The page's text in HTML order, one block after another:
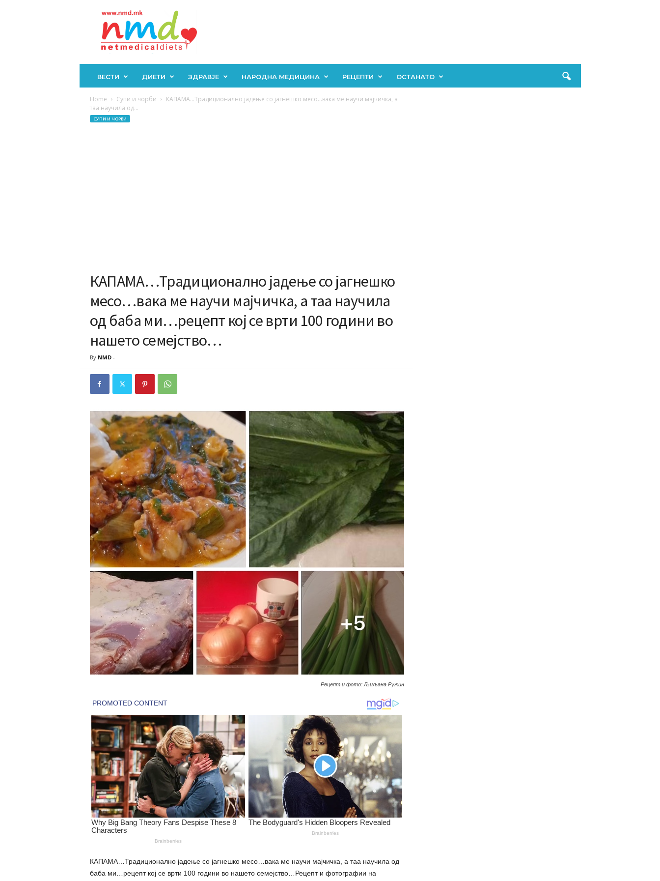
ВЕСТИ ДИЕТИ ЗДРАВЈЕ НАРОДНА МЕДИЦИНА РЕЦЕПТИ ОСТАНАТО
Home Супи и чорби
КАПАМА…Традиционално јадење со јагнешко месо…вака ме научи мајчичка, а
таа научила од...
СУПИ И ЧОРБИ
КАПАМА…Традиционално јадење со јагнешко
месо…вака ме научи мајчичка, а таа научила
од баба ми…рецепт кој се врти 100 години во
нашето семејство…
By NMD-
Рецепт и фото: Љиљана Ружин
КАПАМА…Традиционално јадење со јагнешко месо…вака ме научи мајчичка, а таа научила од
баба ми…рецепт кој се врти 100 години во нашето семејство…Рецепт и фотографии на